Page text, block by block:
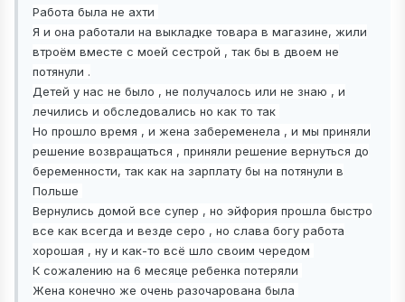
Работа была не ахти
Я и она работали на выкладке товара в магазине, жили
втроём вместе с моей сестрой , так бы в двоем не
потянули .
Детей у нас не было , не получалось или не знаю , и
лечились и обследовались но как то так
Но прошло время , и жена забеременела , и мы приняли
решение возвращаться , приняли решение вернуться до
беременности, так как на зарплату бы на потянули в
Польше
Вернулись домой все супер , но эйфория прошла быстро
все как всегда и везде серо , но слава богу работа
хорошая , ну и как-то всё шло своим чередом
К сожалению на 6 месяце ребенка потеряли
Жена конечно же очень разочарована была